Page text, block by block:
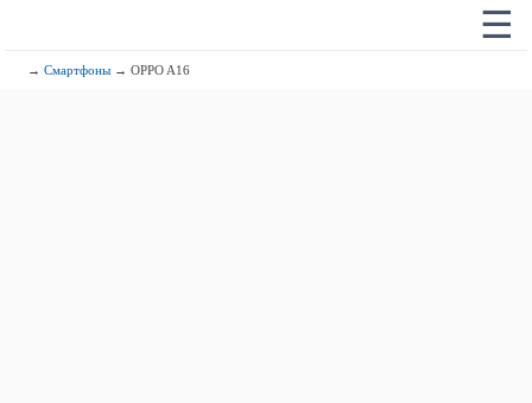
☰
→Смартфоны → OPPO A16